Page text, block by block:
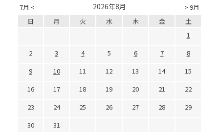
7月 < > 9月
2026年8月
日 月 火 水 木 金
土
1
2
3 4 5 6 7
8
9
10 11 12 13 14
15
16
17 18 19 20 21
22
23
24 25 26 27 28
29
30
31